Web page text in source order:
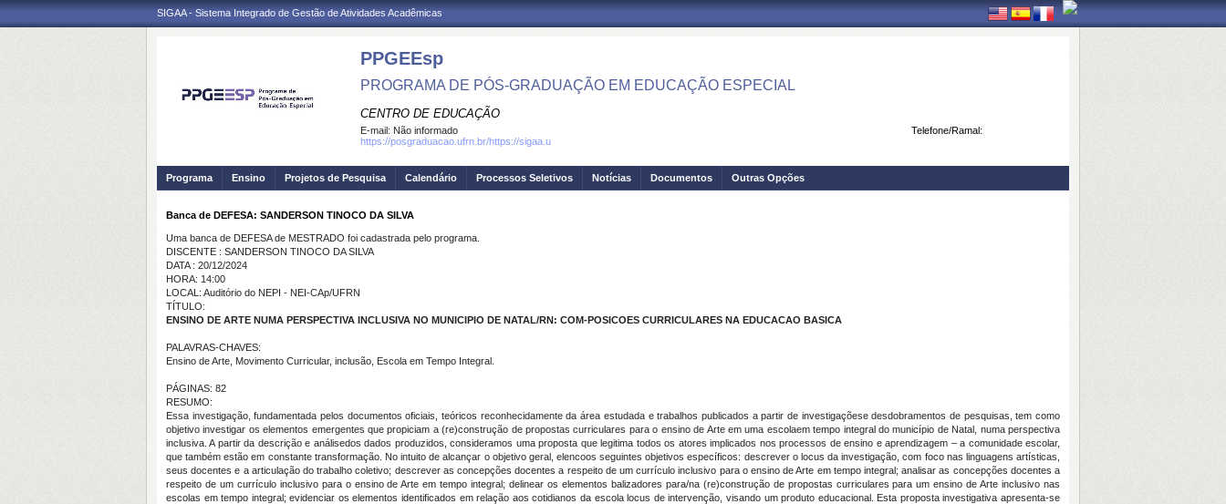
SIGAA - Sistema Integrado de Gestão de Atividades Acadêmicas
PPGEEsp
PROGRAMA DE PÓS-GRADUAÇÃO EM EDUCAÇÃO ESPECIAL
CENTRO DE EDUCAÇÃO
Telefone/Ramal:
E-mail: Não informado
https://posgraduacao.ufrn.br/https://sigaa.u
Programa Ensino Projetos de Pesquisa Calendário Processos Seletivos Notícias Documentos Outras Opções
Banca de DEFESA: SANDERSON TINOCO DA SILVA
Uma banca de DEFESA de MESTRADO foi cadastrada pelo programa.
DISCENTE : SANDERSON TINOCO DA SILVA
DATA : 20/12/2024
HORA: 14:00
LOCAL: Auditório do NEPI - NEI-CAp/UFRN
TÍTULO:
ENSINO DE ARTE NUMA PERSPECTIVA INCLUSIVA NO MUNICIPIO DE NATAL/RN: COM-POSICOES CURRICULARES NA EDUCACAO BASICA
PALAVRAS-CHAVES:
Ensino de Arte, Movimento Curricular, inclusão, Escola em Tempo Integral.
PÁGINAS: 82
RESUMO:
Essa investigação, fundamentada pelos documentos oficiais, teóricos reconhecidamente da área estudada e trabalhos publicados a partir de investigaçõese desdobramentos de pesquisas, tem como
objetivo investigar os elementos emergentes que propiciam a (re)construção de propostas curriculares para o ensino de Arte em uma escolaem tempo integral do município de Natal, numa perspectiva
inclusiva. A partir da descrição e análisedos dados produzidos, consideramos uma proposta que legitima todos os atores implicados nos processos de ensino e aprendizagem – a comunidade escolar,
que também estão em constante transformação. No intuito de alcançar o objetivo geral, elencoos seguintes objetivos específicos: descrever o locus da investigação, com foco nas linguagens artísticas,
seus docentes e a articulação do trabalho coletivo; descrever as concepções docentes a respeito de um currículo inclusivo para o ensino de Arte em tempo integral; analisar as concepções docentes a
respeito de um currículo inclusivo para o ensino de Arte em tempo integral; delinear os elementos balizadores para/na (re)construção de propostas curriculares para um ensino de Arte inclusivo nas
escolas em tempo integral; evidenciar os elementos identificados em relação aos cotidianos da escola locus de intervenção, visando um produto educacional. Esta proposta investigativa apresenta-se